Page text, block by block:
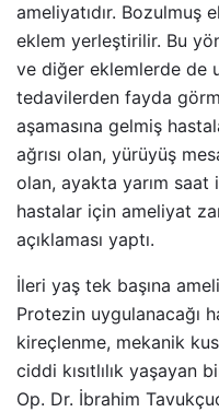
ameliyatıdır. Bozulmuş
eklem yerleştirilir. Bu
ve diğer eklemlerde de
tedavilerden fayda
aşamasına gelmiş
ağrısı olan, yürüyüş
olan, ayakta yarım
hastalar için ameliyat
açıklaması yaptı.
İleri yaş tek başına
Protezin uygulanacağı
kireçlenme, mekanik
ciddi kısıtlılık yaşayan
Op. Dr. İbrahim